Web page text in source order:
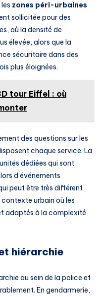
zones péri-urbaines
sollicitée pour des
où la densité de
élevée, alors que la
sécuritaire dans des
plus éloignées.
tour Eiffel : où
des questions sur les
chaque service. La
dédiées qui sont
d’événements
peut être très différent
urbain où les
adaptés à la complexité
hiérarchie
au sein de la police et
En gendarmerie,